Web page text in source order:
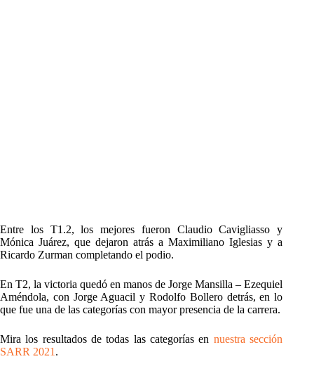
Entre los T1.2, los mejores fueron Claudio Cavigliasso y
Mónica Juárez, que dejaron atrás a Maximiliano Iglesias y a
Ricardo Zurman completando el podio.
En T2, la victoria quedó en manos de Jorge Mansilla – Ezequiel
Améndola, con Jorge Aguacil y Rodolfo Bollero detrás, en lo
que fue una de las categorías con mayor presencia de la carrera.
Mira los resultados de todas las categorías en nuestra sección
SARR 2021 .